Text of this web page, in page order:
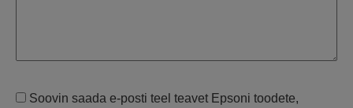
Soovin saada e-posti teel teavet Epsoni toodete,